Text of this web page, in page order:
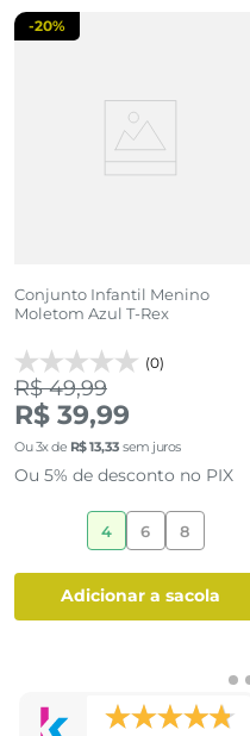
Conjunto Infantil Menino
Moletom Azul T-Rex
(0)
-20%
R$ 49,99
R$ 39,99
Ou3x de R$13,33 sem juros
Ou 5% de desconto no PIX
4 6 8
adicionar a sacola